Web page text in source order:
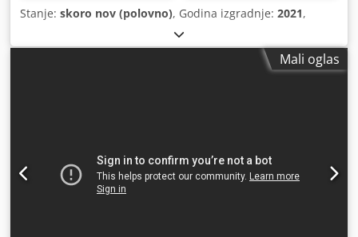
Stanje: skoro nov (polovno), Godina izgradnje: 2021,
Mali oglas